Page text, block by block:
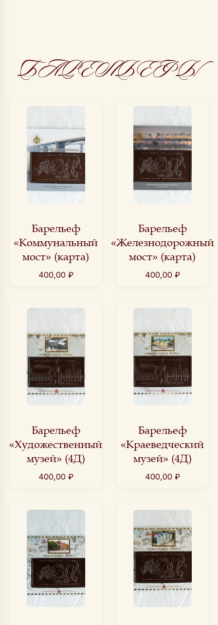
БАРЕЛЬЕФЫ
Барельеф
«Коммунальный
мост» (карта)
400,00 ₽
Барельеф
«Железнодорожный
мост» (карта)
400,00 ₽
Барельеф
«Художественный
музей» (4Д)
400,00 ₽
Барельеф
«Краеведческий
музей» (4Д)
400,00 ₽